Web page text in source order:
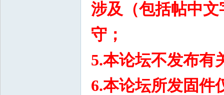
涉及（包括帖中
守；
5.本论坛不发布有
6.本论坛所发固件